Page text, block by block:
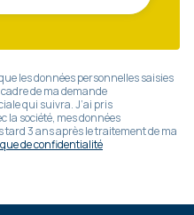
les données personnelles saisies
de ma demande
qui suivra. J’ai pris
la société, mes données
3 ans après le traitement de ma
de confidentialité